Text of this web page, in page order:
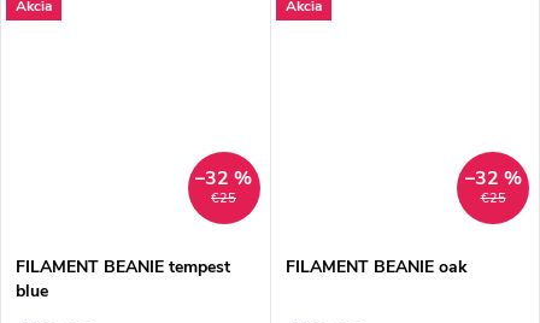
Akcia
€25
–32 %
FILAMENT BEANIE tempest
blue
Akcia
€25
–32 %
FILAMENT BEANIE oak